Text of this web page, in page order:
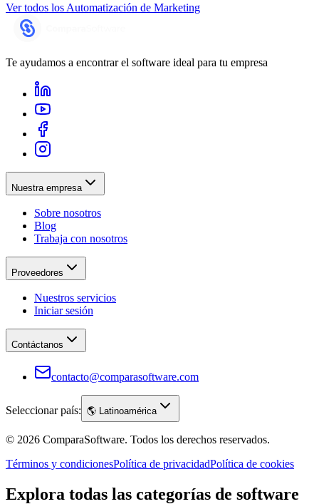
Ver todos los Automatización de Marketing
Te ayudamos a encontrar el software ideal para tu empresa
Nuestra empresa
Sobre nosotros
Blog
Trabaja con nosotros
Proveedores
Nuestros servicios
Iniciar sesión
Contáctanos
contacto@comparasoftware.com
Seleccionar país: 🌎 Latinoamérica
© 2026 ComparaSoftware. Todos los derechos reservados.
Términos y condicionesPolítica de privacidadPolítica de cookies
Explora todas las categorías de software